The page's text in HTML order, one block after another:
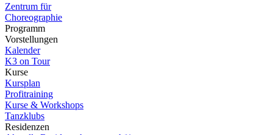
Zentrum für
Choreographie
Programm
Vorstellungen
Kalender
K3 on Tour
Kurse
Kursplan
Profitraining
Kurse & Workshops
Tanzklubs
Residenzen